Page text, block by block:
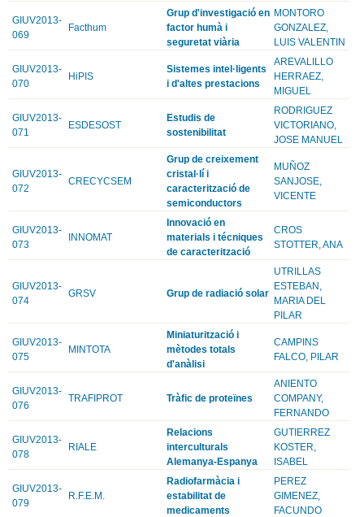
GIUV2013-
069
Facthum
Grup d'investigació en
factor humà i
seguretat viària
MONTORO
GONZALEZ,
LUIS VALENTIN
GIUV2013-
070
HiPIS
Sistemes intel·ligents
i d'altes prestacions
AREVALILLO
HERRAEZ,
MIGUEL
GIUV2013-
071
ESDESOST
Estudis de
sostenibilitat
RODRIGUEZ
VICTORIANO,
JOSE MANUEL
GIUV2013-
072
CRECYCSEM
Grup de creixement
cristal·lí i
caracterització de
semiconductors
MUÑOZ
SANJOSE,
VICENTE
GIUV2013-
073
INNOMAT
Innovació en
materials i técniques
de caracterització
CROS
STOTTER, ANA
GIUV2013-
074
GRSV Grup de radiació solar
UTRILLAS
ESTEBAN,
MARIA DEL
PILAR
GIUV2013-
075
MINTOTA
Miniaturització i
mètodes totals
d'anàlisi
CAMPINS
FALCO, PILAR
GIUV2013-
076
TRAFIPROT Tràfic de proteïnes
ANIENTO
COMPANY,
FERNANDO
GIUV2013-
078
RIALE
Relacions
interculturals
Alemanya-Espanya
GUTIERREZ
KOSTER,
ISABEL
GIUV2013-
079
R.F.E.M.
Radiofarmàcia i
estabilitat de
medicaments
PEREZ
GIMENEZ,
FACUNDO